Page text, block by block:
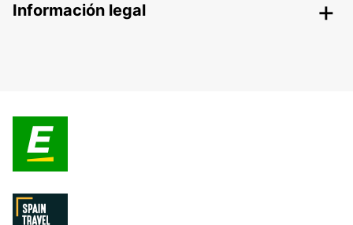
Información legal